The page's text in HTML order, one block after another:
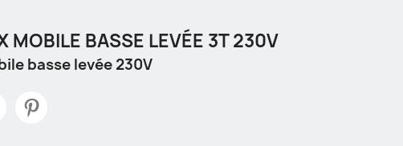
MOBILE BASSE LEVÉE 3T 230V
basse levée 230V